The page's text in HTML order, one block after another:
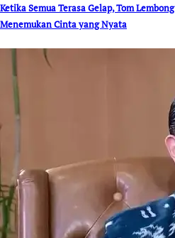
Ketika Semua Terasa Gelap, Tom Lembong
Menemukan Cinta yang Nyata